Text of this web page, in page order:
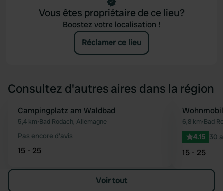
Vous êtes propriétaire de ce lieu?
Boostez votre localisation !
Réclamer ce lieu
Consultez d'autres aires dans la région
Préféré
Campingplatz am Waldbad
5,4 km•Bad Rodach, Allemagne
Pas encore d'avis
15 - 25
6,8 km•Bad
4.15 30
15 - 25
Voir tout